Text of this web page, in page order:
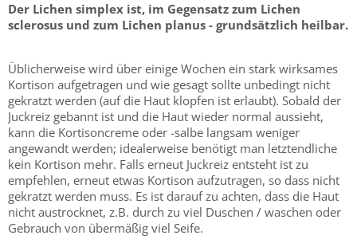
Der Lichen simplex ist, im Gegensatz zum Lichen
sclerosus und zum Lichen planus - grundsätzlich heilbar.
Üblicherweise wird über einige Wochen ein stark wirksames
Kortison aufgetragen und wie gesagt sollte unbedingt nicht
gekratzt werden (auf die Haut klopfen ist erlaubt). Sobald der
Juckreiz gebannt ist und die Haut wieder normal aussieht,
kann die Kortisoncreme oder -salbe langsam weniger
angewandt werden; idealerweise benötigt man letztendliche
kein Kortison mehr. Falls erneut Juckreiz entsteht ist zu
empfehlen, erneut etwas Kortison aufzutragen, so dass nicht
gekratzt werden muss. Es ist darauf zu achten, dass die Haut
nicht austrocknet, z.B. durch zu viel Duschen / waschen oder
Gebrauch von übermäßig viel Seife.